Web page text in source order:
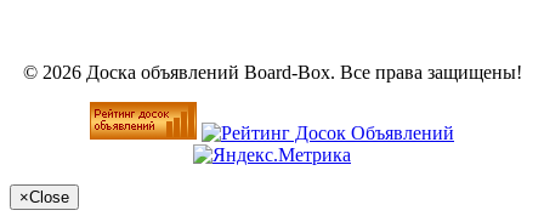
© 2026 Доска объявлений Board-Box. Все права защищены!
×Close